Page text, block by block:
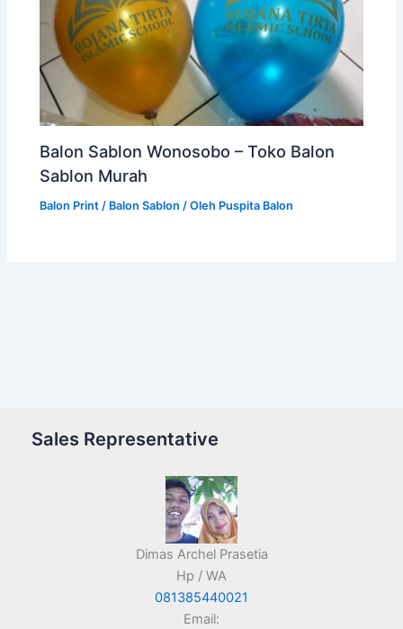
Balon Sablon Wonosobo – Toko Balon
Sablon Murah
Balon Print / Balon Sablon / Oleh Puspita Balon
Sales Representative
Dimas Archel Prasetia
Hp / WA
081385440021
Email: